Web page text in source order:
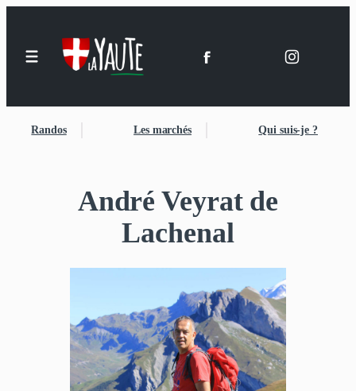
contenu
Randos Les marchés Qui suis-je ?
André Veyrat de
Lachenal